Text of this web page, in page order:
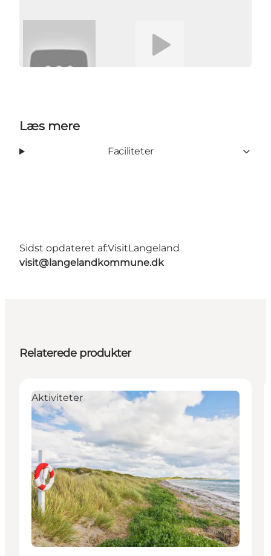
Læs mere
Faciliteter
Sidst opdateret af:VisitLangeland
visit@langelandkommune.dk
Relaterede produkter
Aktiviteter